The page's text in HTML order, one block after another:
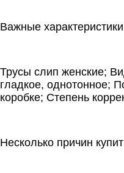
Важные
Трусы слип женские;
гладкое, однотонное;
коробке; Степень
Несколько причин